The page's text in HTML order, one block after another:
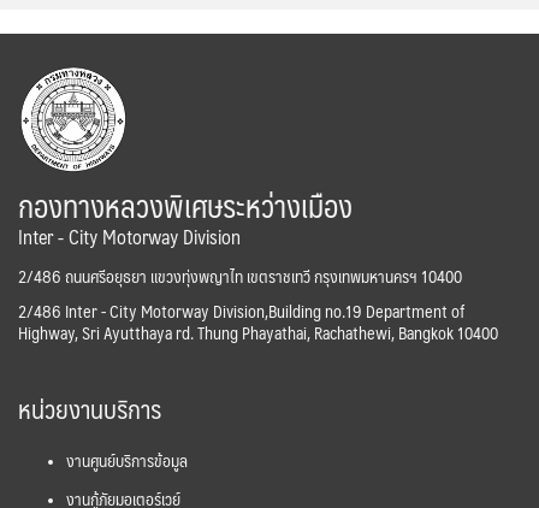
กองทางหลวงพิเศษระหว่างเมือง
Inter - City Motorway Division
2/486 ถนนศรีอยุธยา แขวงทุ่งพญาไท เขตราชเทวี กรุงเทพมหานครฯ 10400
2/486 Inter - City Motorway Division,Building no.19 Department of
Highway, Sri Ayutthaya rd. Thung Phayathai, Rachathewi, Bangkok 10400
หน่วยงานบริการ
งานศูนย์บริการข้อมูล
งานกู้ภัยมอเตอร์เวย์